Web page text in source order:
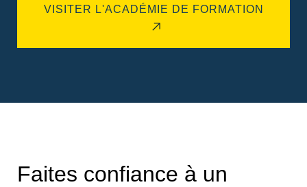
VISITER L'ACADÉMIE DE FORMATION
Faites confiance à un